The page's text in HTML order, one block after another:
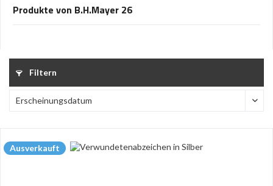
Produkte von B.H.Mayer 26
Filtern
Ausverkauft